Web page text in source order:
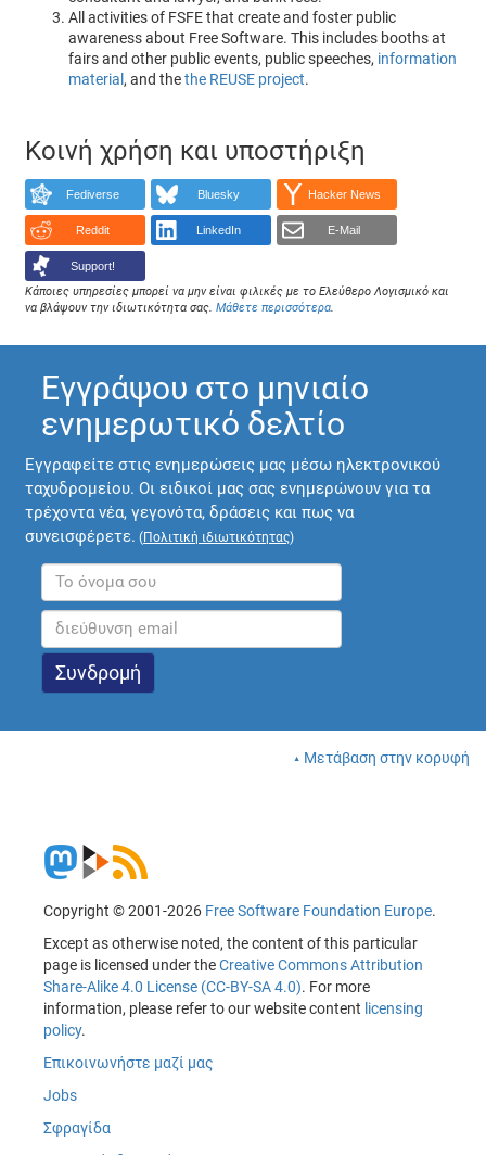
All activities of FSFE that create and foster public
awareness about Free Software. This includes booths at
fairs and other public events, public speeches, information
material, and thethe REUSE project.
Κοινή χρήση και υποστήριξη
Fediverse Bluesky Hacker News
Reddit LinkedIn E-Mail
Support!
Κάποιες υπηρεσίες μπορεί να μην είναι φιλικές με το Ελεύθερο Λογισμικό και
να βλάψουν την ιδιωτικότητα σας.Μάθετε περισσότερα.
Εγγράψου στο μηνιαίο
ενημερωτικό δελτίο
Εγγραφείτε στις ενημερώσεις μας μέσω ηλεκτρονικού
ταχυδρομείου. Οι ειδικοί μας σας ενημερώνουν για τα
τρέχοντα νέα, γεγονότα, δράσεις και πως να
συνεισφέρετε. (Πολιτική ιδιωτικότητας)
Μετάβαση στην κορυφή
Copyright © 2001-2026 Free Software Foundation Europe.
Except as otherwise noted, the content of this particular
page is licensed under theCreative Commons Attribution
Share-Alike 4.0 License (CC-BY-SA 4.0). For more
information, please refer to our website content licensing
policy.
Επικοινωνήστε μαζί μας
Jobs
Σφραγίδα